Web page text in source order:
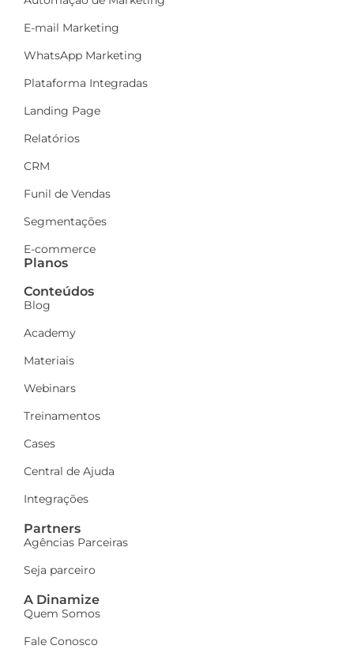
E-mail Marketing
WhatsApp Marketing
Plataforma Integradas
Landing Page
Relatórios
CRM
Funil de Vendas
Segmentações
E-commerce
Planos
Conteúdos
Blog
Academy
Materiais
Webinars
Treinamentos
Cases
Central de Ajuda
Integrações
Partners
Agências Parceiras
Seja parceiro
A Dinamize
Quem Somos
Fale Conosco